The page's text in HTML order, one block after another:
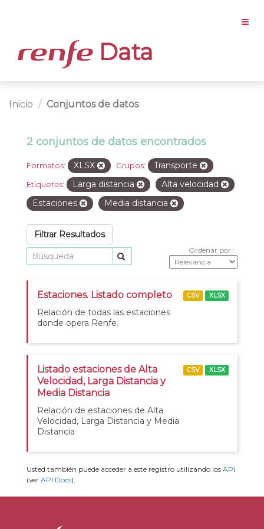
Data
Inicio Conjuntos de datos
2 conjuntos de datos encontrados
Formatos: XLSX Grupos: Transporte
Etiquetas: Larga distancia
Alta velocidad
Estaciones
Media distancia
Filtrar Resultados
Ordenar por
Estaciones. Listado completo
Relación de todas las estaciones
donde opera Renfe.
CSV XLSX
Listado estaciones de Alta
Velocidad, Larga Distancia y
Media Distancia
Relación de estaciones de Alta
Velocidad, Larga Distancia y Media
Distancia
CSV XLSX
Usted también puede acceder a este registro utilizando los API
(ver API Docs).